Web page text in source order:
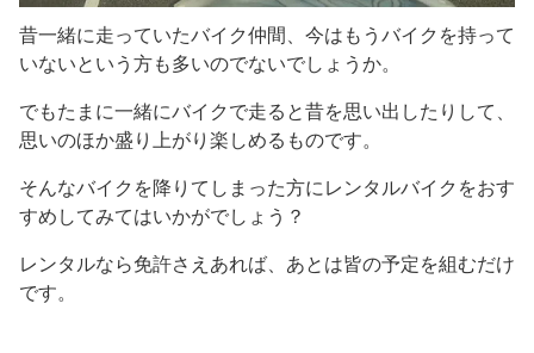
昔一緒に走っていたバイク仲間、今はもうバイクを持って
いないという方も多いのでないでしょうか。
でもたまに一緒にバイクで走ると昔を思い出したりして、
思いのほか盛り上がり楽しめるものです。
そんなバイクを降りてしまった方にレンタルバイクをおす
すめしてみてはいかがでしょう？
レンタルなら免許さえあれば、あとは皆の予定を組むだけ
です。